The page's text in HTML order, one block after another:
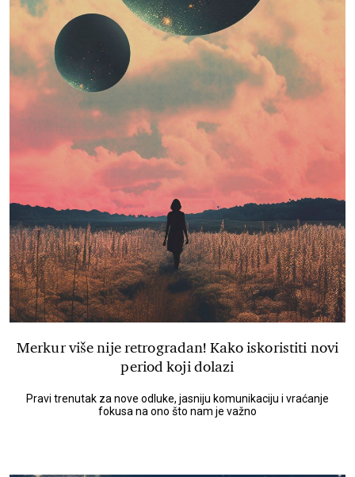
Merkur više nije retrogradan! Kako iskoristiti novi
period koji dolazi
Pravi trenutak za nove odluke, jasniju komunikaciju i vraćanje
fokusa na ono što nam je važno